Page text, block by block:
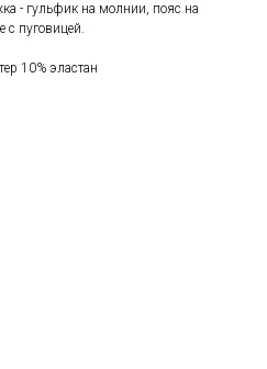
- гульфик на молнии, пояс на
с пуговицей.
10% эластан